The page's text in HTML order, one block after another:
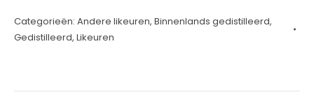
50cl
aantal
Categorieën: Andere likeuren, Binnenlands gedistilleerd,
Gedistilleerd, Likeuren